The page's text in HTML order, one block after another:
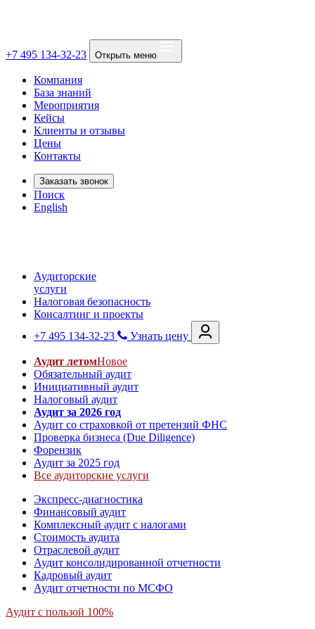
+7 495 134-32-23 Открыть меню
Компания
База знаний
Мероприятия
Кейсы
Клиенты и отзывы
Цены
Контакты
Заказать звонок
Поиск
English
Аудиторские
услуги
Налоговая безопасность
Консалтинг и проекты
+7 495 134-32-23
Узнать цену
Аудит летомНовое
Обязательный аудит
Инициативный аудит
Налоговый аудит
Аудит за 2026 год
Аудит со страховкой от претензий ФНС
Проверка бизнеса (Due Diligence)
Форензик
Аудит за 2025 год
Все аудиторские услуги
Экспресс-диагностика
Финансовый аудит
Комплексный аудит с налогами
Стоимость аудита
Отраслевой аудит
Аудит консолидированной отчетности
Кадровый аудит
Аудит отчетности по МСФО
Аудит с пользой 100%